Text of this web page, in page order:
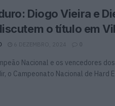
Diogo Vieira e
o título em
6 DEZEMBRO, 2024 0
Nacional e os vencedores
o Campeonato Nacional de Hard